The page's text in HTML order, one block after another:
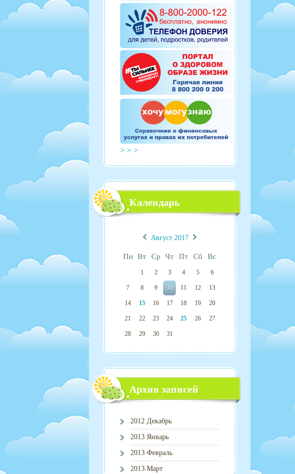
> > >
Календарь
Август 2017
Пн Вт Ср Чт Пт Сб Вс
1 2 3 4 5 6
7 8 9 10 11 12 13
14 15 16 17 18 19 20
21 22 23 24 25 26 27
28 29 30 31
Архив записей
2012 Декабрь
2013 Январь
2013 Февраль
2013 Март